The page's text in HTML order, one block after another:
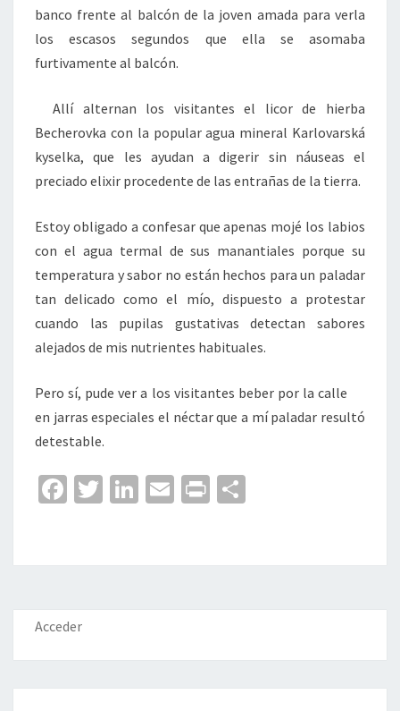
banco frente al balcón de la joven amada para verla
los escasos segundos que ella se asomaba
furtivamente al balcón.
Allí alternan los visitantes el licor de hierba
Becherovka con la popular agua mineral Karlovarská
kyselka, que les ayudan a digerir sin náuseas el
preciado elixir procedente de las entrañas de la tierra.
Estoy obligado a confesar que apenas mojé los labios
con el agua termal de sus manantiales porque su
temperatura y sabor no están hechos para un paladar
tan delicado como el mío, dispuesto a protestar
cuando las pupilas gustativas detectan sabores
alejados de mis nutrientes habituales.
Pero sí, pude ver a los visitantes beber por la calle
en jarras especiales el néctar que a mí paladar resultó
detestable.
Fa
o
o
k
T
er
Li
dI
n
E
l
Pr
p
ar
Acceder